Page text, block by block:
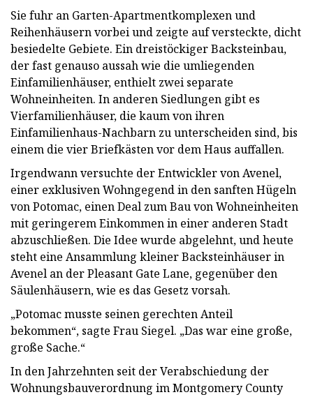
Sie fuhr an Garten-Apartmentkomplexen und
Reihenhäusern vorbei und zeigte auf versteckte, dicht
besiedelte Gebiete. Ein dreistöckiger Backsteinbau,
der fast genauso aussah wie die umliegenden
Einfamilienhäuser, enthielt zwei separate
Wohneinheiten. In anderen Siedlungen gibt es
Vierfamilienhäuser, die kaum von ihren
Einfamilienhaus-Nachbarn zu unterscheiden sind, bis
einem die vier Briefkästen vor dem Haus auffallen.
Irgendwann versuchte der Entwickler von Avenel,
einer exklusiven Wohngegend in den sanften Hügeln
von Potomac, einen Deal zum Bau von Wohneinheiten
mit geringerem Einkommen in einer anderen Stadt
abzuschließen. Die Idee wurde abgelehnt, und heute
steht eine Ansammlung kleiner Backsteinhäuser in
Avenel an der Pleasant Gate Lane, gegenüber den
Säulenhäusern, wie es das Gesetz vorsah.
„Potomac musste seinen gerechten Anteil
bekommen“, sagte Frau Siegel. „Das war eine große,
große Sache.“
In den Jahrzehnten seit der Verabschiedung der
Wohnungsbauverordnung im Montgomery County